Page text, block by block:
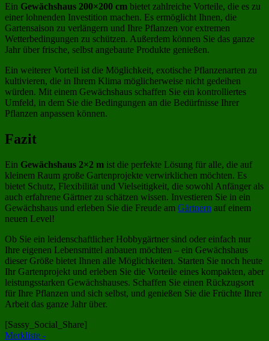
Ein Gewächshaus 200×200 cm bietet zahlreiche Vorteile, die es zu
einer lohnenden Investition machen. Es ermöglicht Ihnen, die
Gartensaison zu verlängern und Ihre Pflanzen vor extremen
Wetterbedingungen zu schützen. Außerdem können Sie das ganze
Jahr über frische, selbst angebaute Produkte genießen.
Ein weiterer Vorteil ist die Möglichkeit, exotische Pflanzenarten zu
kultivieren, die in Ihrem Klima möglicherweise nicht gedeihen
würden. Mit einem Gewächshaus schaffen Sie ein kontrolliertes
Umfeld, in dem Sie die Bedingungen an die Bedürfnisse Ihrer
Pflanzen anpassen können.
Fazit
Ein Gewächshaus 2×2 m ist die perfekte Lösung für alle, die auf
kleinem Raum große Gartenprojekte verwirklichen möchten. Es
bietet Schutz, Flexibilität und Vielseitigkeit, die sowohl Anfänger als
auch erfahrene Gärtner zu schätzen wissen. Investieren Sie in ein
Gewächshaus und erleben Sie die Freude am Gärtnern auf einem
neuen Level!
Ob Sie ein leidenschaftlicher Hobbygärtner sind oder einfach nur
Ihre eigenen Lebensmittel anbauen möchten – ein Gewächshaus
dieser Größe bietet Ihnen alle Möglichkeiten. Starten Sie noch heute
Ihr Gartenprojekt und erleben Sie die Vorteile eines kompakten, aber
leistungsstarken Gewächshauses. Schaffen Sie einen Rückzugsort
für Ihre Pflanzen und sich selbst, und genießen Sie die Früchte Ihrer
Arbeit das ganze Jahr über.
[Sassy_Social_Share]
Merkliste -